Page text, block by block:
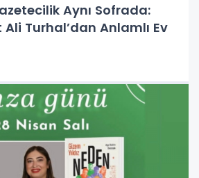
Aynı Sofrada:
Turhal’dan Anlamlı Ev